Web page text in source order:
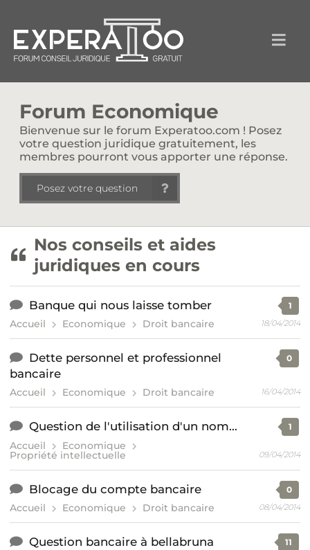
Forum Economique
Bienvenue sur le forum Experatoo.com ! Posez
votre question juridique gratuitement, les
membres pourront vous apporter une réponse.
Posez votre question
Nos conseils et aides
juridiques en cours
Banque qui nous laisse tomber
Accueil Economique Droit bancaire
1
18/04/2014
Dette personnel et professionnel
bancaire
Accueil Economique Droit bancaire
0
16/04/2014
Question de l'utilisation d'un nom...
Accueil Economique
Propriété intellectuelle
1
09/04/2014
Blocage du compte bancaire
Accueil Economique Droit bancaire
0
08/04/2014
Question bancaire à bellabruna 11